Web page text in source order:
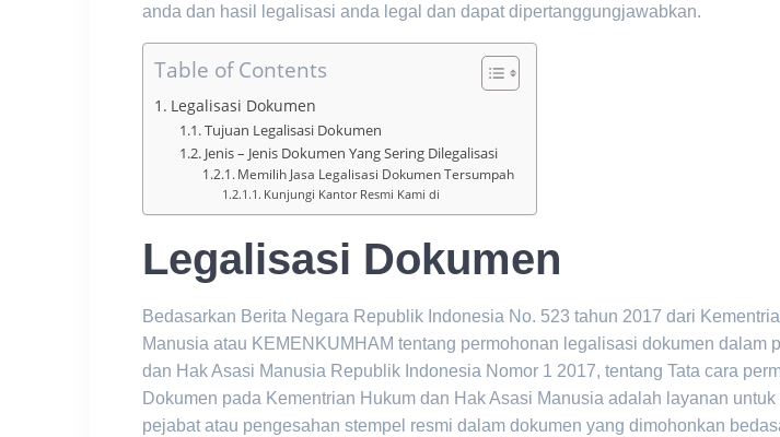
anda dan hasil legalisasi anda legal dan dapat dipertanggungjawabkan.
Table of Contents
Legalisasi Dokumen
Tujuan Legalisasi Dokumen
Jenis – Jenis Dokumen Yang Sering Dilegalisasi
Memilih Jasa Legalisasi Dokumen Tersumpah
Kunjungi Kantor Resmi Kami di
Legalisasi Dokumen
Bedasarkan Berita Negara Republik Indonesia No. 523 tahun 2017 dari
Manusia atau KEMENKUMHAM tentang permohonan legalisasi dokumen dalam
dan Hak Asasi Manusia Republik Indonesia Nomor 1 2017, tentang Tata cara
Dokumen pada Kementrian Hukum dan Hak Asasi Manusia adalah layanan
pejabat atau pengesahan stempel resmi dalam dokumen yang dimohonkan